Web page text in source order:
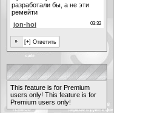
This feature is for Premium
users only! This feature is for
Premium users only!